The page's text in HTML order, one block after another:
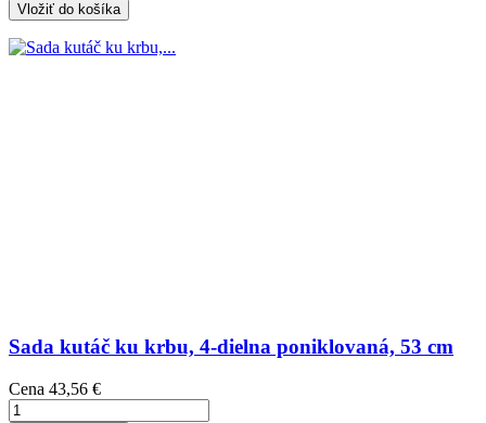
Vložiť do košíka
Sada kutáč ku krbu, 4-dielna poniklovaná, 53 cm
Cena 43,56 €